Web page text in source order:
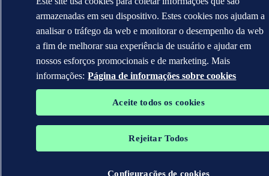
armazenadas em seu dispositivo. Estes cookies nos ajudam a
analisar o tráfego da web e monitorar o desempenho da web
a fim de melhorar sua experiência de usuário e ajudar em
nossos esforços promocionais e de marketing. Mais
informações: Página de informações sobre cookies
Aceite todos os cookies
Rejeitar Todos
Configurações de cookies